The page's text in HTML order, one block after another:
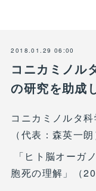
2018.01.29 06:00
コニカミノル
の研究を助成
コニカミノルタ
（代表：森英一朗
「ヒト脳オーガ
胞死の理解」（